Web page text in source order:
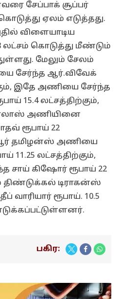
சேப்பாக் சூப்பர்
ஏலம் எடுத்தது.
விளையாடிய
லட்சம் கொடுத்து மீண்டும்
மேலும் சேலம்
சேர்ந்த ஆர்.விவேக்
இதே அணியை சேர்ந்த
15.4 லட்சத்திற்கும்,
அணியினை
ரூபாய் 22
தமிழன்ஸ் அணியை
11.25 லட்சத்திற்கும்,
சாய் கிஷோர் ரூபாய் 22
திண்டுக்கல் டிராகன்ஸ்
ரூபாய். 10.5
பகிர: